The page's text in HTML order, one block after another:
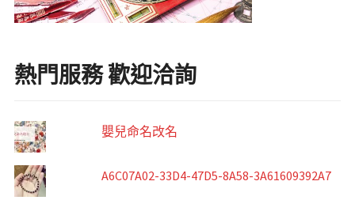
熱門服務 歡迎洽詢
嬰兒命名改名
A6C07A02-33D4-47D5-8A58-3A61609392A7